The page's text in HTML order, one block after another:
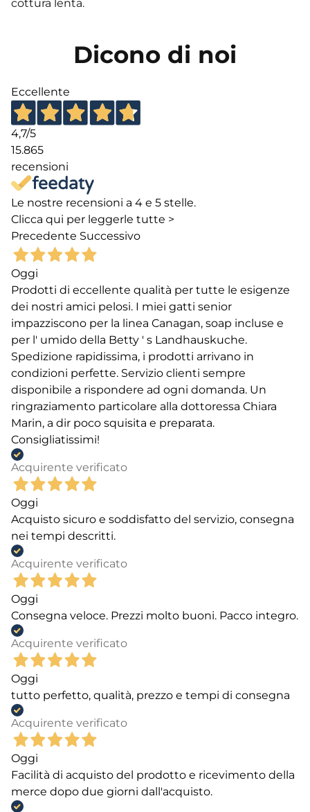
cottura lenta.
Dicono di noi
Eccellente
4,7/5
15.865
recensioni
Le nostre recensioni a 4 e 5 stelle.
Clicca qui per leggerle tutte >
Precedente Successivo
Oggi
Prodotti di eccellente qualità per tutte le esigenze
dei nostri amici pelosi. I miei gatti senior
impazziscono per la linea Canagan, soap incluse e
per l' umido della Betty ' s Landhauskuche.
Spedizione rapidissima, i prodotti arrivano in
condizioni perfette. Servizio clienti sempre
disponibile a rispondere ad ogni domanda. Un
ringraziamento particolare alla dottoressa Chiara
Marin, a dir poco squisita e preparata.
Consigliatissimi!
Acquirente verificato
Oggi
Acquisto sicuro e soddisfatto del servizio, consegna
nei tempi descritti.
Acquirente verificato
Oggi
Consegna veloce. Prezzi molto buoni. Pacco integro.
Acquirente verificato
Oggi
tutto perfetto, qualità, prezzo e tempi di consegna
Acquirente verificato
Oggi
Facilità di acquisto del prodotto e ricevimento della
merce dopo due giorni dall'acquisto.